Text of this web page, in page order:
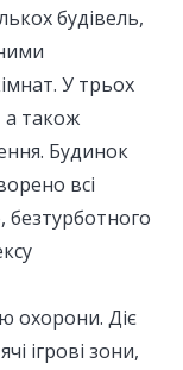
будівель,
У трьох
а також
Будинок
всі
безтурботного
охорони. Діє
ігрові зони,